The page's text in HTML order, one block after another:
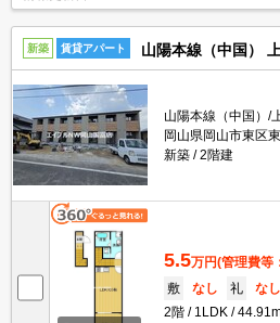
新築 賃貸アパート 山陽本線（中国）
山陽本線（中国）/
岡山県岡山市東区
新築
2階建
5.5万円(管理費等
敷
なし 礼
なし
2階
1LDK